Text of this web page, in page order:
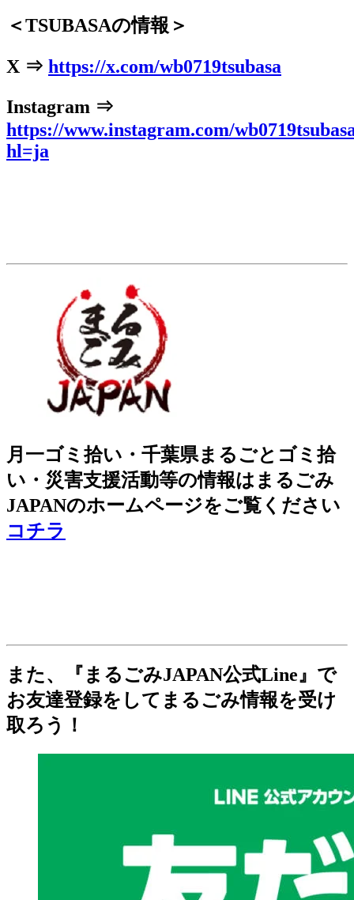
＜TSUBASAの情報＞
X ⇒ https://x.com/wb0719tsubasa
Instagram ⇒
https://www.instagram.com/
hl=ja
月一ゴミ拾い・千葉県まるごとゴミ拾
い・災害支援活動等の情報はまるごみ
JAPANのホームページをご覧ください
コチラ
また、『まるごみJAPAN公式Line』で
お友達登録をしてまるごみ情報を受け
取ろう！